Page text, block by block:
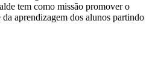
tem como missão promover o
aprendizagem dos alunos partindo